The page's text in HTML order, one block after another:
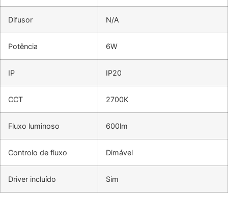
Difusor N/A
Potência 6W
IP IP20
CCT 2700K
Fluxo luminoso 600lm
Controlo de fluxo Dimável
Driver incluído Sim